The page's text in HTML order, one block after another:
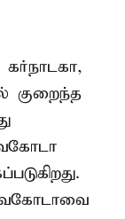
குறைந்த